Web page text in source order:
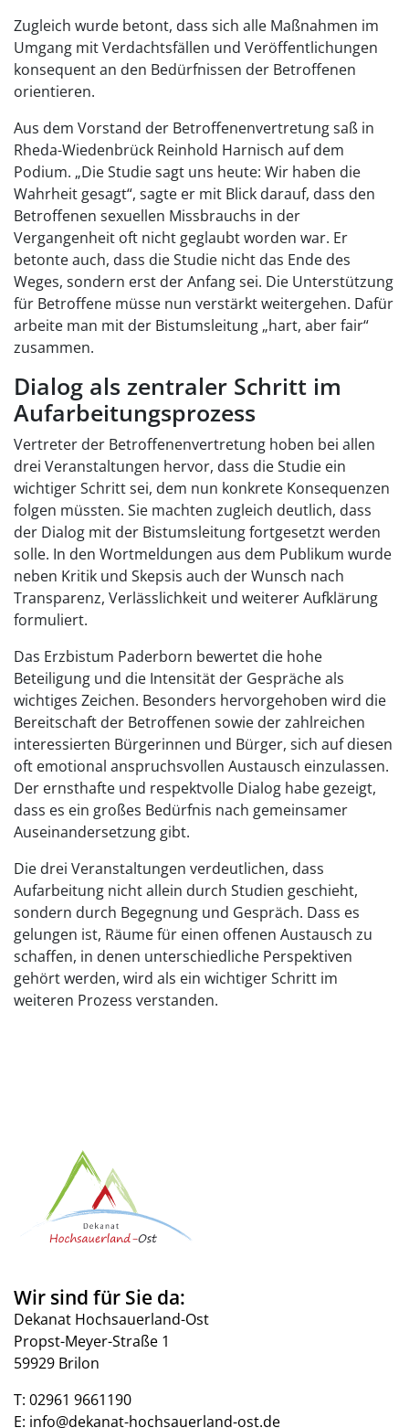
Zugleich wurde betont, dass sich alle Maßnahmen im
Umgang mit Verdachtsfällen und Veröffentlichungen
konsequent an den Bedürfnissen der Betroffenen
orientieren.
Aus dem Vorstand der Betroffenenvertretung saß in
Rheda-Wiedenbrück Reinhold Harnisch auf dem
Podium. „Die Studie sagt uns heute: Wir haben die
Wahrheit gesagt“, sagte er mit Blick darauf, dass den
Betroffenen sexuellen Missbrauchs in der
Vergangenheit oft nicht geglaubt worden war. Er
betonte auch, dass die Studie nicht das Ende des
Weges, sondern erst der Anfang sei. Die Unterstützung
für Betroffene müsse nun verstärkt weitergehen. Dafür
arbeite man mit der Bistumsleitung „hart, aber fair“
zusammen.
Dialog als zentraler Schritt im
Aufarbeitungsprozess
Vertreter der Betroffenenvertretung hoben bei allen
drei Veranstaltungen hervor, dass die Studie ein
wichtiger Schritt sei, dem nun konkrete Konsequenzen
folgen müssten. Sie machten zugleich deutlich, dass
der Dialog mit der Bistumsleitung fortgesetzt werden
solle. In den Wortmeldungen aus dem Publikum wurde
neben Kritik und Skepsis auch der Wunsch nach
Transparenz, Verlässlichkeit und weiterer Aufklärung
formuliert.
Das Erzbistum Paderborn bewertet die hohe
Beteiligung und die Intensität der Gespräche als
wichtiges Zeichen. Besonders hervorgehoben wird die
Bereitschaft der Betroffenen sowie der zahlreichen
interessierten Bürgerinnen und Bürger, sich auf diesen
oft emotional anspruchsvollen Austausch einzulassen.
Der ernsthafte und respektvolle Dialog habe gezeigt,
dass es ein großes Bedürfnis nach gemeinsamer
Auseinandersetzung gibt.
Die drei Veranstaltungen verdeutlichen, dass
Aufarbeitung nicht allein durch Studien geschieht,
sondern durch Begegnung und Gespräch. Dass es
gelungen ist, Räume für einen offenen Austausch zu
schaffen, in denen unterschiedliche Perspektiven
gehört werden, wird als ein wichtiger Schritt im
weiteren Prozess verstanden.
Wir sind für Sie da:
Dekanat Hochsauerland-Ost
Propst-Meyer-Straße 1
59929 Brilon
T: 02961 9661190
E: info@dekanat-hochsauerland-ost.de